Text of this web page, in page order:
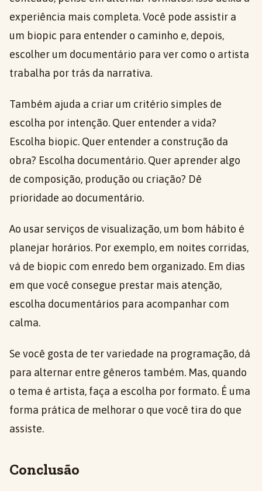
experiência mais completa. Você pode assistir a
um biopic para entender o caminho e, depois,
escolher um documentário para ver como o artista
trabalha por trás da narrativa.
Também ajuda a criar um critério simples de
escolha por intenção. Quer entender a vida?
Escolha biopic. Quer entender a construção da
obra? Escolha documentário. Quer aprender algo
de composição, produção ou criação? Dê
prioridade ao documentário.
Ao usar serviços de visualização, um bom hábito é
planejar horários. Por exemplo, em noites corridas,
vá de biopic com enredo bem organizado. Em dias
em que você consegue prestar mais atenção,
escolha documentários para acompanhar com
calma.
Se você gosta de ter variedade na programação, dá
para alternar entre gêneros também. Mas, quando
o tema é artista, faça a escolha por formato. É uma
forma prática de melhorar o que você tira do que
assiste.
Conclusão